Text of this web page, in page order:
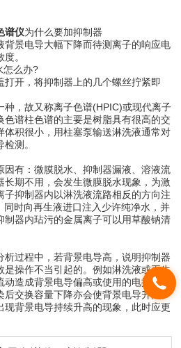
谱仪为什么要加抑制器
景电导大幅下降而待测离子的响应电
。
怎么办?
开，将抑制器上的几个螺丝拧紧即
，故又称离子色谱(HPIC)或现代离子
色谱柱色谱的主要是树脂具有很高的交
体积很小，用柱塞泵输送淋洗液通常对
测。
有：微膜脱水、抑制器漏液、溶液流
长期不用，会发生微膜脱水现象，为激
子抑制器内以淋洗液流路相反的方向注
同时向再生液进口注入少许纯净水，并
制器内玷污的金属离子可以用草酸钠清
过程中，若背景电导高，说明抑制器
是操作不当引起的。例如淋洗液或再生
造成背景电导偏高或使用的电抑制器
后交换容量下降亦会使背景电导升高。
现背景电导持续升高的现象，此时应更